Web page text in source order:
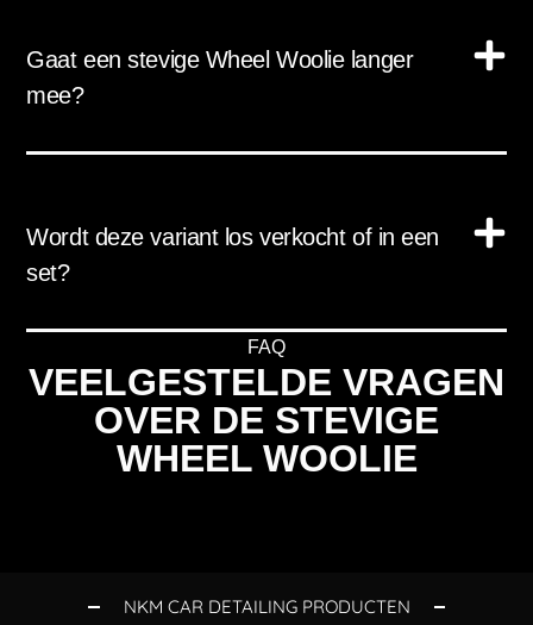
Gaat een stevige Wheel Woolie langer
mee?
Wordt deze variant los verkocht of in een
set?
FAQ
VEELGESTELDE VRAGEN
OVER DE STEVIGE
WHEEL WOOLIE
NKM CAR DETAILING PRODUCTEN